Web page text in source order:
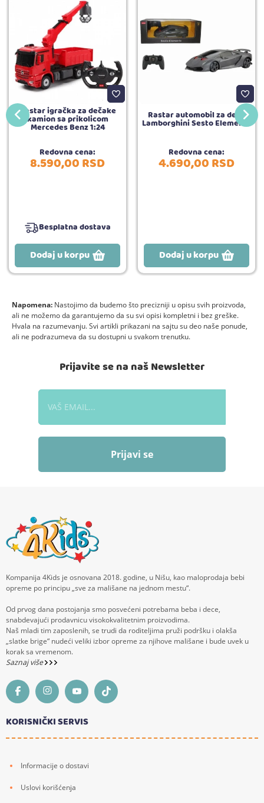
Rastar igračka za dečake
kamion sa prikolicom
Mercedes Benz 1:24
Redovna cena:
8.590,00RSD
Besplatna dostava
Dodaj u korpu
Rastar automobil za decu
Lamborghini Sesto Elemento
Redovna cena:
4.690,00RSD
Dodaj u korpu
Napomena: Nastojimo da budemo što precizniji u opisu svih proizvoda,
ali ne možemo da garantujemo da su svi opisi kompletni i bez greške.
Hvala na razumevanju. Svi artikli prikazani na sajtu su deo naše ponude,
ali ne podrazumeva da su dostupni u svakom trenutku.
Prijavite se na naš Newsletter
Prijavi se
Kompanija 4Kids je osnovana 2018. godine, u Nišu, kao maloprodaja bebi
opreme po principu „sve za mališane na jednom mestu“.
Od prvog dana postojanja smo posvećeni potrebama beba i dece,
snabdevajući prodavnicu visokokvalitetnim proizvodima.
Naš mladi tim zaposlenih, se trudi da roditeljima pruži podršku i olakša
„slatke brige“ nudeći veliki izbor opreme za njihove mališane i bude uvek u
korak sa vremenom.
Saznaj više
KORISNIČKI SERVIS
Informacije o dostavi
Uslovi korišćenja